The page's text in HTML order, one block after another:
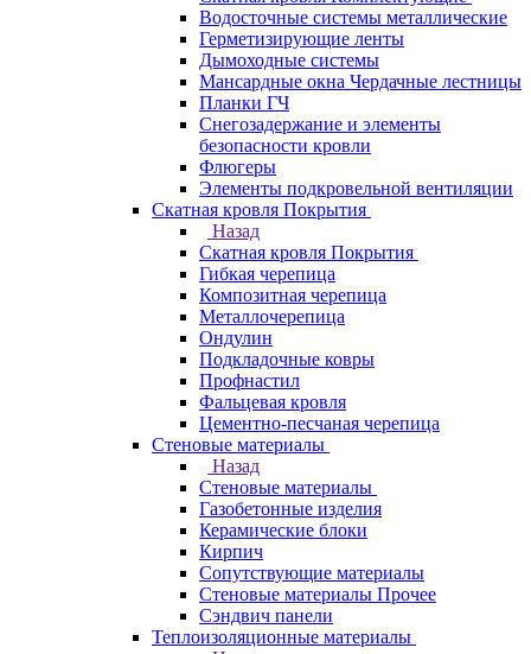
Водосточные системы металлические
Герметизирующие ленты
Дымоходные системы
Мансардные окна Чердачные лестницы
Планки ГЧ
Снегозадержание и элементы
безопасности кровли
Флюгеры
Элементы подкровельной вентиляции
Скатная кровля Покрытия
Назад
Скатная кровля Покрытия
Гибкая черепица
Композитная черепица
Металлочерепица
Ондулин
Подкладочные ковры
Профнастил
Фальцевая кровля
Цементно-песчаная черепица
Стеновые материалы
Назад
Стеновые материалы
Газобетонные изделия
Керамические блоки
Кирпич
Сопутствующие материалы
Стеновые материалы Прочее
Сэндвич панели
Теплоизоляционные материалы